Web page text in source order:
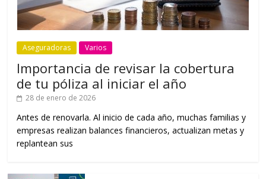
Aseguradoras Varios
Importancia de revisar la cobertura
de tu póliza al iniciar el año
28 de enero de 2026
Antes de renovarla. Al inicio de cada año, muchas familias y
empresas realizan balances financieros, actualizan metas y
replantean sus